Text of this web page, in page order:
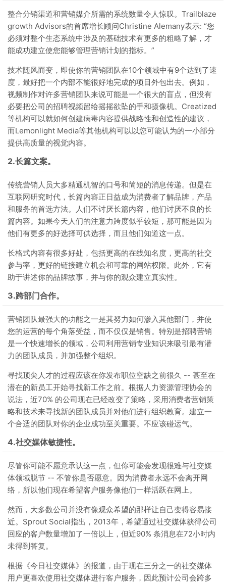
整合分销渠道和营销媒介所需的系统数量令人惊叹。Trailblaze
growth Advisors的首席增长顾问Christine Alemany表示: “您
必须对整个生态系统中涉及的基础技术有更多的粗略了解，才
能成功建立使您能够管理营销计划的指标。”
技术随风而变，即使你的营销团队在10个领域中有9个达到了速
度，最好把一个内部不能很好地完成的项目外包出去。例如，
视频制作对许多营销团队来说可能是一个很大的盲点，但没有
必要把公司的招聘视频留给摇摇欲坠的手和摄像机。Creatized
等机构可以就如何创建病毒内容提供战略性和创造性的建议，
而Lemonlight Media等其他机构可以以您可能认为的一小部分
提供高质量的视觉内容。
2.长篇文案。
传统营销人员大多精通机智的口号和简短的消息传递。但是在
互联网研究时代，长篇内容正日益成为消费者了解品牌，产品
和服务的首选方法。人们不讨厌长篇内容，他们讨厌不良的长
篇内容。如果今天人们的注意力跨度似乎较短，那可能是因为
他们有更多的好选择可供选择，而且他们知道这一点。
长格式内容有很多好处，包括更高的在线知名度，更高的社交
参与率，更好的链接建立机会和可靠的网站权限。此外，它有
助于讲述你的品牌故事，并与你的观众建立真实性。
3.跨部门合作。
营销团队最强大的功能之一是其努力如何渗入其他部门，并使
您的运营的每个角落受益，而不仅仅是销售。特别是招聘营销
是一个快速增长的领域，公司利用营销专业知识来吸引最有潜
力的团队成员，并加强整个组织。
寻找顶尖人才的过程应该在你发布职位空缺之前很久 -- 甚至在
潜在的新员工开始寻找新工作之前。根据人力资源管理协会的
说法，近70% 的公司现在已经改变了策略，采用消费者营销策
略和技术来寻找新的团队成员并对他们进行组织教育。建立一
个合适的团队对你的企业成功至关重要。不应该碰运气。
4.社交媒体敏捷性。
尽管你可能不愿意承认这一点，但你可能会发现很难与社交媒
体领域脱节 -- 不管你是否愿意。因为消费者永远不会离开网
络，所以他们现在希望客户服务像他们一样活跃在网上。
然而，大多数公司并没有像观众希望的那样让自己变得容易接
近。Sprout Social指出，2013年，希望通过社交媒体获得公司
回应的客户数量增加了一倍以上，但近90% 条消息在72小时内
未得到答复。
根据《今日社交媒体》的报道，由于现在三分之一的社交媒体
用户更喜欢使用社交媒体进行客户服务，因此预计公司会跨多